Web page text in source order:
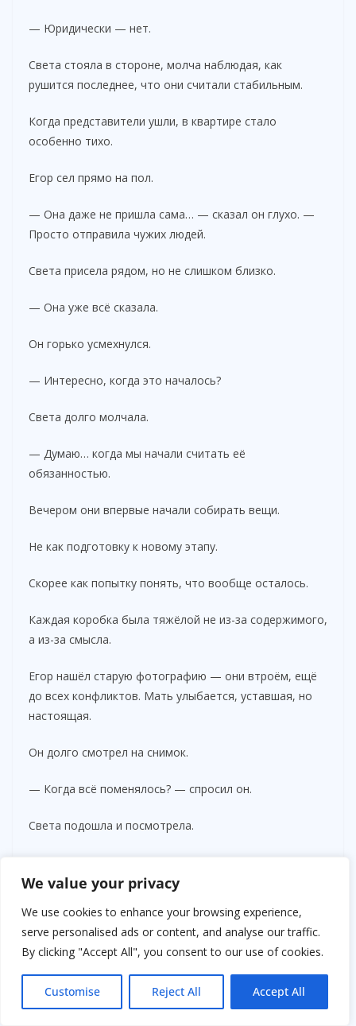
We value your privacy
We use cookies to enhance your browsing experience,
serve personalised ads or content, and analyse our traffic.
By clicking "Accept All", you consent to our use of cookies.
Customise Reject All Accept All
— Юридически — нет.
Света стояла в стороне, молча наблюдая, как
рушится последнее, что они считали стабильным.
Когда представители ушли, в квартире стало
особенно тихо.
Егор сел прямо на пол.
— Она даже не пришла сама… — сказал он глухо. —
Просто отправила чужих людей.
Света присела рядом, но не слишком близко.
— Она уже всё сказала.
Он горько усмехнулся.
— Интересно, когда это началось?
Света долго молчала.
— Думаю… когда мы начали считать её
обязанностью.
Вечером они впервые начали собирать вещи.
Не как подготовку к новому этапу.
Скорее как попытку понять, что вообще осталось.
Каждая коробка была тяжёлой не из-за содержимого,
а из-за смысла.
Егор нашёл старую фотографию — они втроём, ещё
до всех конфликтов. Мать улыбается, уставшая, но
настоящая.
Он долго смотрел на снимок.
— Когда всё поменялось? — спросил он.
Света подошла и посмотрела.
Квартира впервые казалась чужой.
Не потому что её забрали.
А потому что в ней больше не было человека,